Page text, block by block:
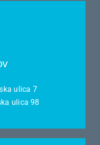
ulica 7
ulica 98